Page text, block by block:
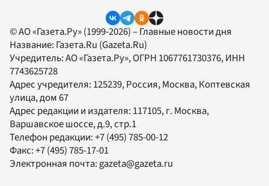
© АО «Газета.Ру» (1999-2026) – Главные новости дня
Название: Газета.Ru (Gazeta.Ru)
Учредитель:АО «Газета.Ру», ОГРН 1067761730376, ИНН
7743625728
Адрес учредителя: 125239, Россия, Москва, Коптевская
улица, дом 67
Адрес редакции и издателя: 117105, г. Москва,
Варшавское шоссе, д.9, стр.1
Телефон редакции:+7 (495) 785-00-12
Факс:+7 (495) 785-17-01
Электронная почта: gazeta@gazeta.ru